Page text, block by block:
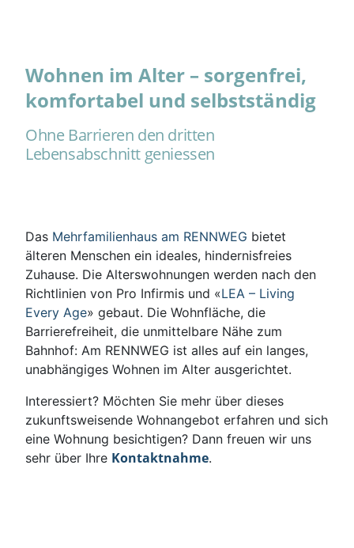
Wohnen im Alter – sorgenfrei,
komfortabel und selbstständig
Ohne Barrieren den dritten
Lebensabschnitt geniessen
Das Mehrfamilienhaus am RENNWEG bietet
älteren Menschen ein ideales, hindernisfreies
Zuhause. Die Alterswohnungen werden nach den
Richtlinien von Pro Infirmis und «LEA – Living
Every Age» gebaut. Die Wohnfläche, die
Barrierefreiheit, die unmittelbare Nähe zum
Bahnhof: Am RENNWEG ist alles auf ein langes,
unabhängiges Wohnen im Alter ausgerichtet.
Interessiert? Möchten Sie mehr über dieses
zukunftsweisende Wohnangebot erfahren und sich
eine Wohnung besichtigen? Dann freuen wir uns
sehr über Ihre Kontaktnahme.